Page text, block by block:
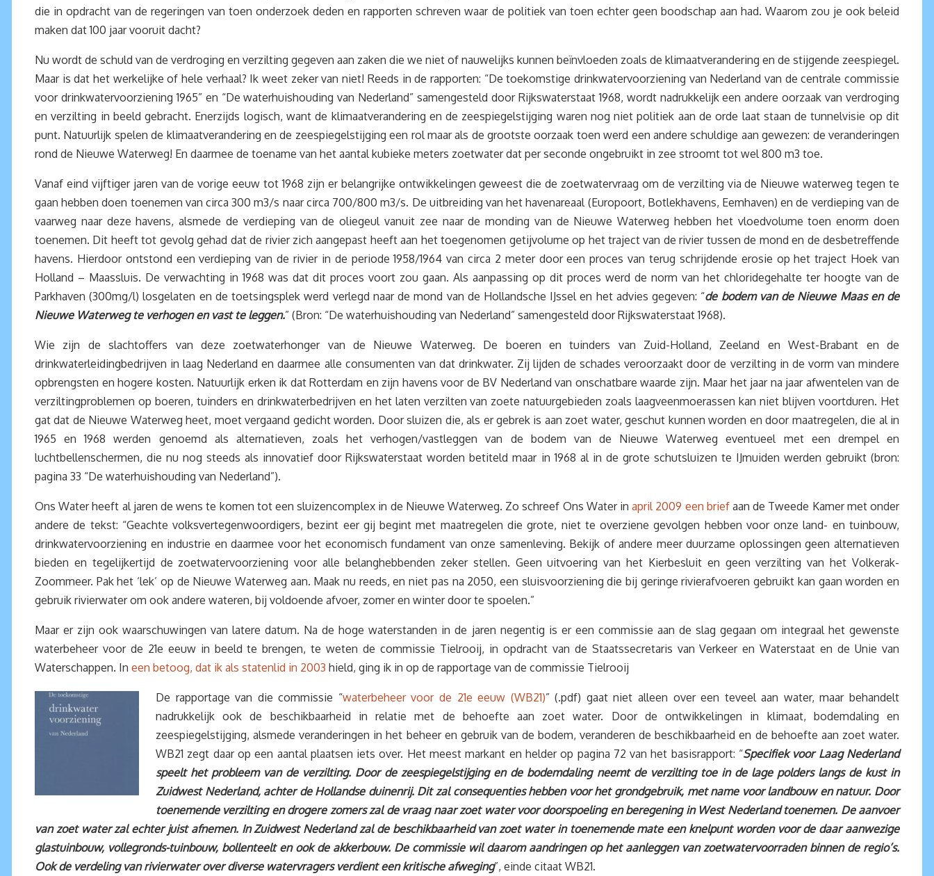
die in opdracht van de regeringen van toen onderzoek deden en rapporten schreven waar de politiek van toen echter geen boodschap aan had. Waarom zou je ook beleid
maken dat 100 jaar vooruit dacht?
Nu wordt de schuld van de verdroging en verzilting gegeven aan zaken die we niet of nauwelijks kunnen beïnvloeden zoals de klimaatverandering en de stijgende zeespiegel.
Maar is dat het werkelijke of hele verhaal? Ik weet zeker van niet! Reeds in de rapporten: “De toekomstige drinkwatervoorziening van Nederland van de centrale commissie
voor drinkwatervoorziening 1965” en “De waterhuishouding van Nederland” samengesteld door Rijkswaterstaat 1968, wordt nadrukkelijk een andere oorzaak van verdroging
en verzilting in beeld gebracht. Enerzijds logisch, want de klimaatverandering en de zeespiegelstijging waren nog niet politiek aan de orde laat staan de tunnelvisie op dit
punt. Natuurlijk spelen de klimaatverandering en de zeespiegelstijging een rol maar als de grootste oorzaak toen werd een andere schuldige aan gewezen: de veranderingen
rond de Nieuwe Waterweg! En daarmee de toename van het aantal kubieke meters zoetwater dat per seconde ongebruikt in zee stroomt tot wel 800 m3 toe.
Vanaf eind vijftiger jaren van de vorige eeuw tot 1968 zijn er belangrijke ontwikkelingen geweest die de zoetwatervraag om de verzilting via de Nieuwe waterweg tegen te
gaan hebben doen toenemen van circa 300 m3/s naar circa 700/800 m3/s. De uitbreiding van het havenareaal (Europoort, Botlekhavens, Eemhaven) en de verdieping van de
vaarweg naar deze havens, alsmede de verdieping van de oliegeul vanuit zee naar de monding van de Nieuwe Waterweg hebben het vloedvolume toen enorm doen
toenemen. Dit heeft tot gevolg gehad dat de rivier zich aangepast heeft aan het toegenomen getijvolume op het traject van de rivier tussen de mond en de desbetreffende
havens. Hierdoor ontstond een verdieping van de rivier in de periode 1958/1964 van circa 2 meter door een proces van terug schrijdende erosie op het traject Hoek van
Holland – Maassluis. De verwachting in 1968 was dat dit proces voort zou gaan. Als aanpassing op dit proces werd de norm van het chloridegehalte ter hoogte van de
Parkhaven (300mg/l) losgelaten en de toetsingsplek werd verlegd naar de mond van de Hollandsche IJssel en het advies gegeven: “de bodem van de Nieuwe Maas en de
Nieuwe Waterweg te verhogen en vast te leggen.” (Bron: “De waterhuishouding van Nederland” samengesteld door Rijkswaterstaat 1968).
Wie zijn de slachtoffers van deze zoetwaterhonger van de Nieuwe Waterweg. De boeren en tuinders van Zuid-Holland, Zeeland en West-Brabant en de
drinkwaterleidingbedrijven in laag Nederland en daarmee alle consumenten van dat drinkwater. Zij lijden de schades veroorzaakt door de verzilting in de vorm van mindere
opbrengsten en hogere kosten. Natuurlijk erken ik dat Rotterdam en zijn havens voor de BV Nederland van onschatbare waarde zijn. Maar het jaar na jaar afwentelen van de
verziltingproblemen op boeren, tuinders en drinkwaterbedrijven en het laten verzilten van zoete natuurgebieden zoals laagveenmoerassen kan niet blijven voortduren. Het
gat dat de Nieuwe Waterweg heet, moet vergaand gedicht worden. Door sluizen die, als er gebrek is aan zoet water, geschut kunnen worden en door maatregelen, die al in
1965 en 1968 werden genoemd als alternatieven, zoals het verhogen/vastleggen van de bodem van de Nieuwe Waterweg eventueel met een drempel en
luchtbellenschermen, die nu nog steeds als innovatief door Rijkswaterstaat worden betiteld maar in 1968 al in de grote schutsluizen te IJmuiden werden gebruikt (bron:
pagina 33 “De waterhuishouding van Nederland”).
Ons Water heeft al jaren de wens te komen tot een sluizencomplex in de Nieuwe Waterweg. Zo schreef Ons Water inapril 2009 een brief aan de Tweede Kamer met onder
andere de tekst: “Geachte volksvertegenwoordigers, bezint eer gij begint met maatregelen die grote, niet te overziene gevolgen hebben voor onze land- en tuinbouw,
drinkwatervoorziening en industrie en daarmee voor het economisch fundament van onze samenleving. Bekijk of andere meer duurzame oplossingen geen alternatieven
bieden en tegelijkertijd de zoetwatervoorziening voor alle belanghebbenden zeker stellen. Geen uitvoering van het Kierbesluit en geen verzilting van het Volkerak-
Zoommeer. Pak het ‘lek’ op de Nieuwe Waterweg aan. Maak nu reeds, en niet pas na 2050, een sluisvoorziening die bij geringe rivierafvoeren gebruikt kan gaan worden en
gebruik rivierwater om ook andere wateren, bij voldoende afvoer, zomer en winter door te spoelen.”
Maar er zijn ook waarschuwingen van latere datum. Na de hoge waterstanden in de jaren negentig is er een commissie aan de slag gegaan om integraal het gewenste
waterbeheer voor de 21e eeuw in beeld te brengen, te weten de commissie Tielrooij, in opdracht van de Staatssecretaris van Verkeer en Waterstaat en de Unie van
Waterschappen. In een betoog, dat ik als statenlid in 2003 hield, ging ik in op de rapportage van de commissie Tielrooij
De rapportage van die commissie “waterbeheer voor de 21e eeuw (WB21)” (.pdf) gaat niet alleen over een teveel aan water, maar behandelt
nadrukkelijk ook de beschikbaarheid in relatie met de behoefte aan zoet water. Door de ontwikkelingen in klimaat, bodemdaling en
zeespiegelstijging, alsmede veranderingen in het beheer en gebruik van de bodem, veranderen de beschikbaarheid en de behoefte aan zoet water.
WB21 zegt daar op een aantal plaatsen iets over. Het meest markant en helder op pagina 72 van het basisrapport: “Specifiek voor Laag Nederland
speelt het probleem van de verzilting. Door de zeespiegelstijging en de bodemdaling neemt de verzilting toe in de lage polders langs de kust in
Zuidwest Nederland, achter de Hollandse duinenrij. Dit zal consequenties hebben voor het grondgebruik, met name voor landbouw en natuur. Door
toenemende verzilting en drogere zomers zal de vraag naar zoet water voor doorspoeling en beregening in West Nederland toenemen. De aanvoer
van zoet water zal echter juist afnemen. In Zuidwest Nederland zal de beschikbaarheid van zoet water in toenemende mate een knelpunt worden voor de daar aanwezige
glastuinbouw, vollegronds-tuinbouw, bollenteelt en ook de akkerbouw. De commissie wil daarom aandringen op het aanleggen van zoetwatervoorraden binnen de regio’s.
Ook de verdeling van rivierwater over diverse watervragers verdient een kritische afweging”, einde citaat WB21.